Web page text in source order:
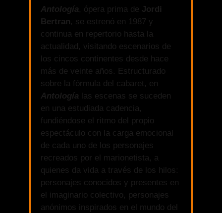
Antología, ópera prima de Jordi
Bertran, se estrenó en 1987 y
continua en repertorio hasta la
actualidad, visitando escenarios de
los cincos continentes desde hace
más de veinte años. Estructurado
sobre la fórmula del cabaret, en
Antología las escenas se suceden
en una estudiada cadencia,
fundiéndose el ritmo del propio
espectáculo con la carga emocional
de cada uno de los personajes
recreados por el marionetista, a
quienes da vida a través de los hilos:
personajes conocidos y presentes en
el imaginario colectivo, personajes
anónimos inspirados en el mundo del